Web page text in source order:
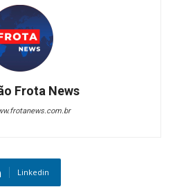
Frota News
Linkedin